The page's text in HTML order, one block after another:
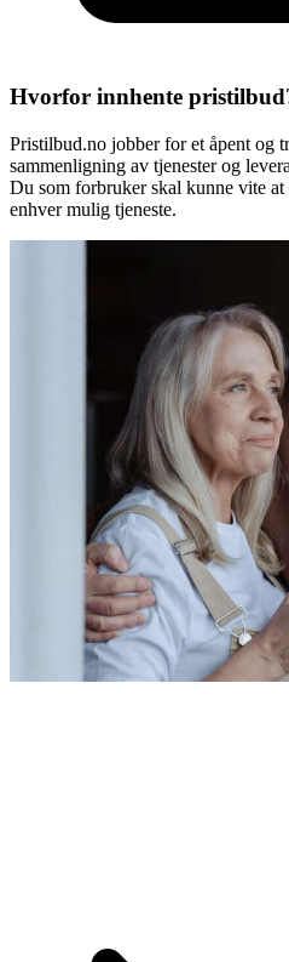
Hvorfor innhente
Pristilbud.no jobber for et åpent og
sammenligning av tjenester og
Du som forbruker skal kunne vite at
enhver mulig tjeneste.